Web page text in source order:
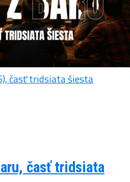
časť tridsiata